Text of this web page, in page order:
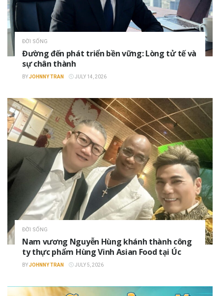
ĐỜI SỐNG
Đường đến phát triển bền vững: Lòng tử tế và
sự chân thành
BYJOHNNY TRAN JULY 14, 2026
ĐỜI SỐNG
Nam vương Nguyễn Hùng khánh thành công
ty thực phẩm Hùng Vinh Asian Food tại Úc
BYJOHNNY TRAN JULY 5, 2026